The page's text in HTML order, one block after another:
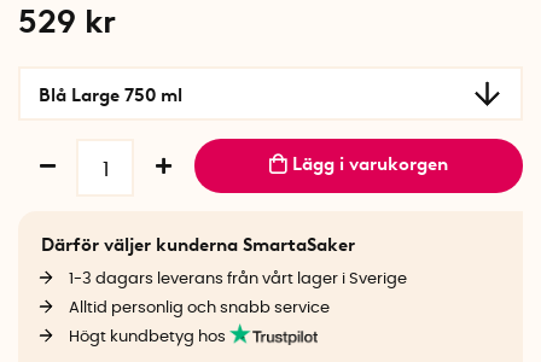
529 kr
Blå Large 750 ml
Lägg i varukorgen
Därför väljer kunderna SmartaSaker
1-3 dagars leverans från vårt lager i Sverige
Alltid personlig och snabb service
Högt kundbetyg hos